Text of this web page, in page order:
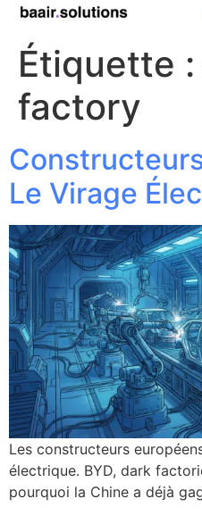
Étiquette :
factory
Le Virage
Les constructeurs
électrique. BYD, dark
pourquoi la Chine a déjà